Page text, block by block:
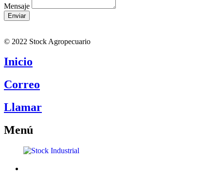
Mensaje
Enviar
© 2022 Stock Agropecuario
Inicio
Correo
Llamar
Menú